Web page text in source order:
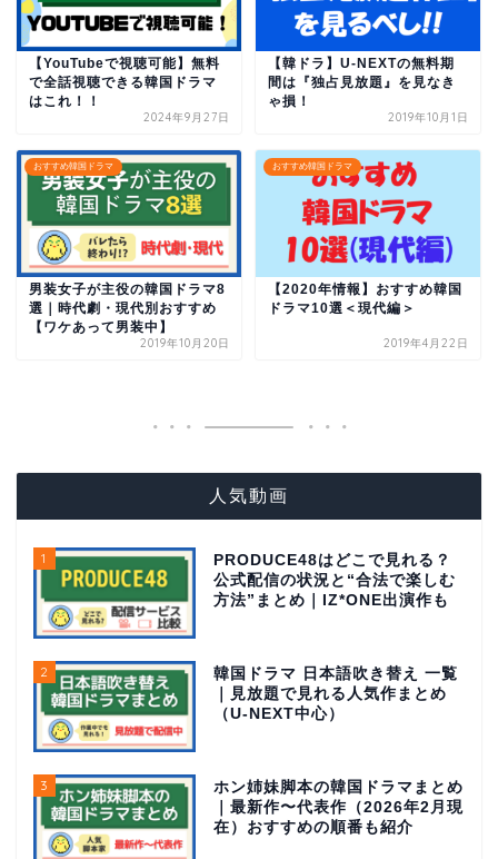
【YouTubeで視聴可能】無料
で全話視聴できる韓国ドラマ
はこれ！！
2024年9月27日
【韓ドラ】U-NEXTの無料期
間は『独占見放題』を見なき
ゃ損！
2019年10月1日
おすすめ韓国ドラマ
男装女子が主役の韓国ドラマ8
選｜時代劇・現代別おすすめ
【ワケあって男装中】
2019年10月20日
おすすめ韓国ドラマ
【2020年情報】おすすめ韓国
ドラマ10選＜現代編＞
2019年4月22日
人気動画
1
PRODUCE48はどこで見れる？
公式配信の状況と“合法で楽しむ
方法”まとめ｜IZ*ONE出演作も
2
韓国ドラマ 日本語吹き替え 一覧
｜見放題で見れる人気作まとめ
（U-NEXT中心）
3
ホン姉妹脚本の韓国ドラマまとめ
｜最新作〜代表作（2026年2月現
在）おすすめの順番も紹介